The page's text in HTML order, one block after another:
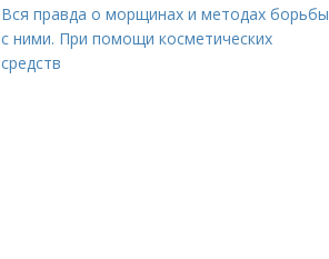
Вся правда о морщинах и методах борьбы
с ними. При помощи косметических
средств